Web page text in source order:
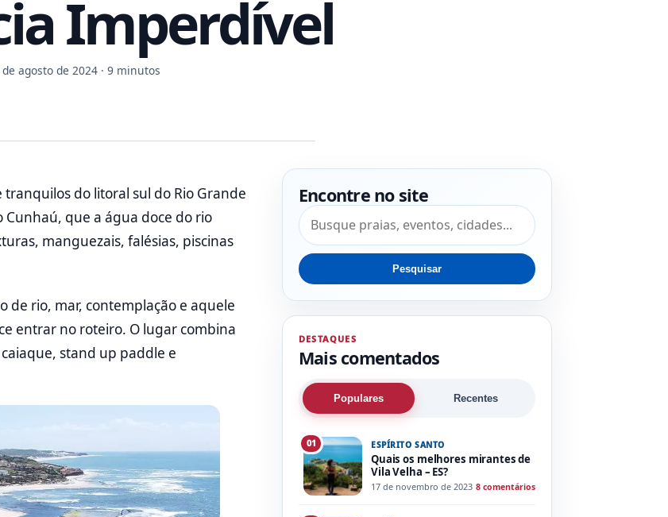
Imperdível
de agosto de 2024 · 9 minutos
do litoral sul do Rio Grande
Cunhaú, que a água doce do rio
manguezais, falésias, piscinas
de rio, mar, contemplação e aquele
entrar no roteiro. O lugar combina
stand up paddle e
Encontre no site
Pesquisar por:
Pesquisar
DESTAQUES
Mais comentados
Populares Recentes
01 ESPÍRITO SANTO
Quais os melhores mirantes de
Vila Velha – ES?
17 de novembro de 2023 8 comentários